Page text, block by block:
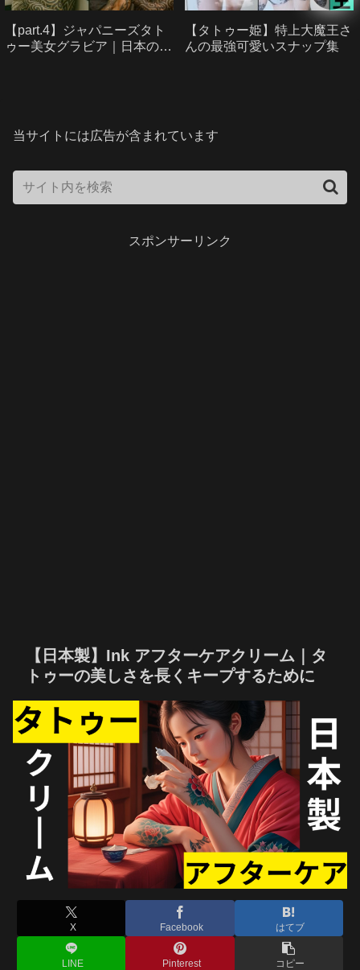
【part.4】ジャパニーズタト
ゥー美女グラビア｜日本のタ
【タトゥー姫】特上大魔王さ
んの最強可愛いスナップ集
当サイトには広告が含まれています
スポンサーリンク
【日本製】Ink アフターケアクリーム｜タ
トゥーの美しさを長くキープするために
X Facebook はてブ
LINE Pinterest コピー